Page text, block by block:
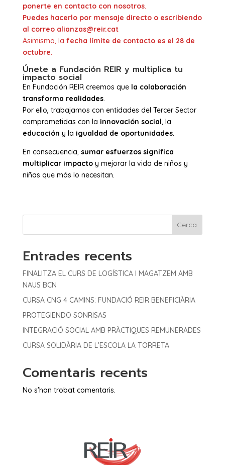
ponerte en contacto con nosotros.
Puedes hacerlo por mensaje directo o escribiendo
al correo alianzas@reir.cat
Asimismo, la fecha límite de contacto es el 28 de
octubre.
Únete a Fundación REIR y multiplica tu
impacto social
En Fundación REIR creemos que la colaboración
transforma realidades.
Por ello, trabajamos con entidades del Tercer Sector
comprometidas con la innovación social, la
educación y la igualdad de oportunidades.
En consecuencia, sumar esfuerzos significa
multiplicar impactoy mejorar la vida de niños y
niñas que más lo necesitan.
Cerca
Entrades recents
FINALITZA EL CURS DE LOGÍSTICA I MAGATZEM AMB
NAUS BCN
CURSA CNG 4 CAMINS: FUNDACIÓ REIR BENEFICIÀRIA
PROTEGIENDO SONRISAS
INTEGRACIÓ SOCIAL AMB PRÀCTIQUES REMUNERADES
CURSA SOLIDÀRIA DE L’ESCOLA LA TORRETA
Comentaris recents
No s'han trobat comentaris.